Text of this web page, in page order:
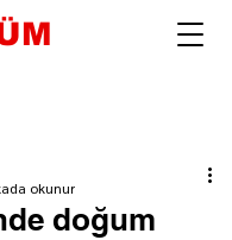
doğum
okunur